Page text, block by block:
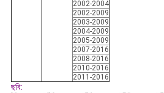
2002-2004
2002-2009
2003-2009
2004-2009
2005-2009
2007-2016
2008-2016
2010-2016
2011-2016
ছবি: